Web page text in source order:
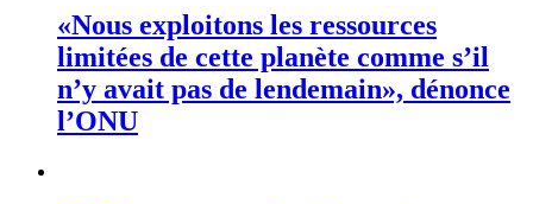
«Nous exploitons les ressources
limitées de cette planète comme s’il
n’y avait pas de lendemain», dénonce
l’ONU